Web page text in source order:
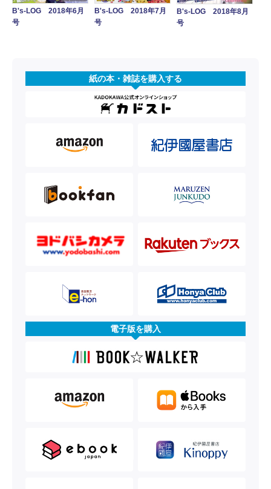
B's-LOG 2018年6月
号
B's-LOG 2018年7月
号
B's-LOG 2018年8月
号
紙の本・雑誌を購入する
電子版を購入